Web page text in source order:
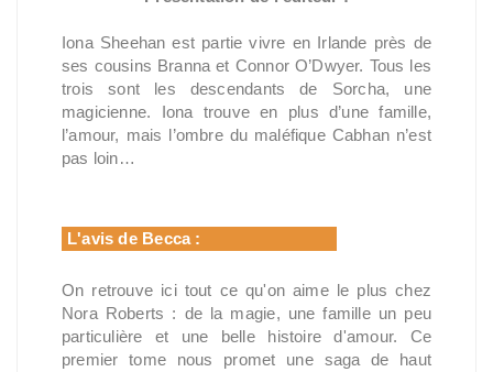
Iona Sheehan est partie vivre en Irlande près de
ses cousins Branna et Connor O’Dwyer. Tous les
trois sont les descendants de Sorcha, une
magicienne. Iona trouve en plus d’une famille,
l’amour, mais l’ombre du maléfique Cabhan n’est
pas loin…
L'avis de Becca :
On retrouve ici tout ce qu'on aime le plus chez
Nora Roberts : de la magie, une famille un peu
particulière et une belle histoire d'amour. Ce
premier tome nous promet une saga de haut